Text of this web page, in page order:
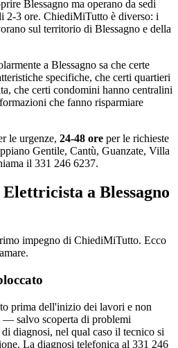
Blessagno ma operano da sedi
2-3 ore. ChiediMiTutto è diverso: i
sul territorio di Blessagno e della
a Blessagno sa che certe
specifiche, che certi quartieri
che certi condomini hanno centralini
che fanno risparmiare
le urgenze, 24-48 ore per le richieste
Gentile, Cantù, Guanzate, Villa
il 331 246 6237.
a Blessagno
impegno di ChiediMiTutto. Ecco
prima dell'inizio dei lavori e non
— salvo scoperta di problemi
diagnosi, nel qual caso il tecnico si
La diagnosi telefonica al 331 246